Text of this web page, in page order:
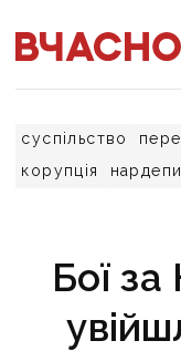
суспільство
корупція
нардепи
Бої за